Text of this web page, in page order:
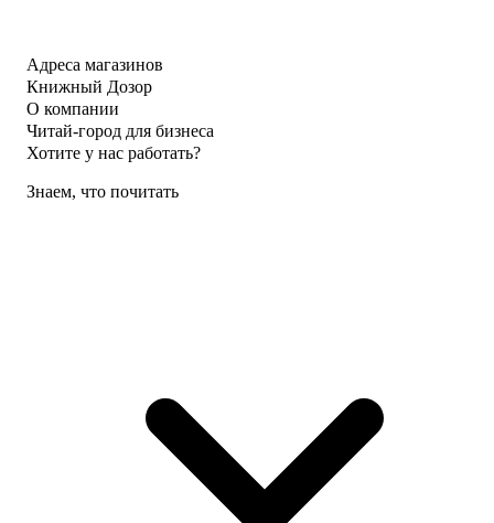
Адреса магазинов
Книжный Дозор
О компании
Читай-город для бизнеса
Хотите у нас работать?
Знаем, что почитать